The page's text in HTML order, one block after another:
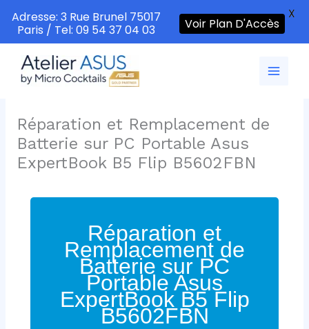
contenu
Réparation et Remplacement de
Batterie sur PC Portable Asus
ExpertBook B5 Flip B5602FBN
Réparation et
Remplacement de
Batterie sur PC
Portable Asus
ExpertBook B5 Flip
B5602FBN
Adresse: 3 Rue Brunel 75017
Paris / Tel: 09 54 37 04 03
Voir Plan D'Accès
X